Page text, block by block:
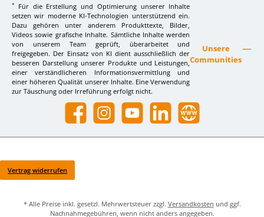
*
Für die Erstellung und Optimierung unserer Inhalte
setzen wir moderne KI-Technologien unterstützend ein.
Dazu gehören unter anderem Produkttexte, Bilder,
Videos sowie grafische Inhalte. Sämtliche Inhalte werden
von unserem Team geprüft, überarbeitet und
freigegeben. Der Einsatz von KI dient ausschließlich der
besseren Darstellung unserer Produkte und Leistungen,
einer verständlicheren Informationsvermittlung und
einer höheren Qualität unserer Inhalte. Eine Verwendung
zur Täuschung oder Irreführung erfolgt nicht.
Unsere
Communities
Facebook InstagramYouTube LinkedIn Website
Vertrag widerrufen
* Alle Preise inkl. gesetzl. Mehrwertsteuer zzgl. Versandkosten und ggf.
Nachnahmegebühren, wenn nicht anders angegeben.